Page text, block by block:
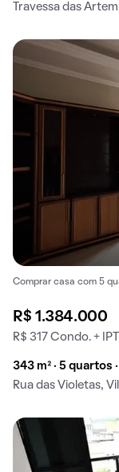
Travessa das
Comprar casa com 5
R$ 1.384.000
R$ 317 Condo. +
343 m² · 5 quartos
Rua das Violetas,